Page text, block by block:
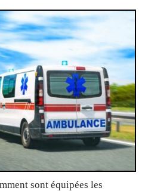
sont équipées les